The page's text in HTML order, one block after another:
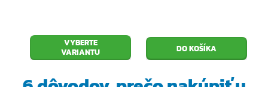
VYBERTE
VARIANTU